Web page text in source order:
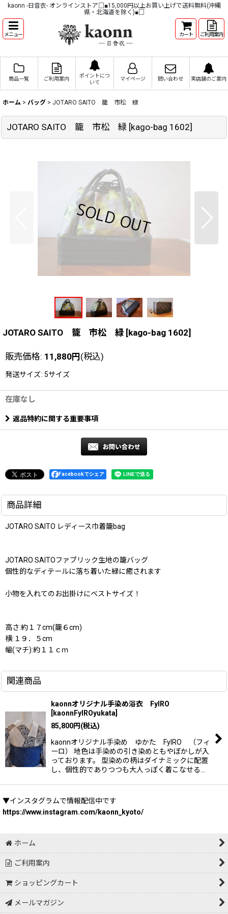
kaonn -日音衣- オンラインストア□■15,000円以上お買い上げで送料無料(沖縄
県・北海道を除く)■□
メニュー カート ご利用案内
商品一覧 ご利用案内
ポイントにつ
いて
マイページ 問い合わせ 実店舗のご案内
ホーム > バッグ > JOTARO SAITO 籠 市松 緑
JOTARO SAITO 籠 市松 緑 [kago-bag 1602]
JOTARO SAITO 籠 市松 緑 [kago-bag 1602]
販売価格: 11,880円(税込)
発送サイズ: 5サイズ
在庫なし
返品特約に関する重要事項
Facebookでシェア
商品詳細
JOTARO SAITO レディース巾着籠bag
JOTARO SAITOファブリック生地の籠バッグ
個性的なディテールに落ち着いた緑に癒されます
小物を入れてのお出掛けにベストサイズ！
高さ:約１７cm(籠６cm)
横:１９．５cm
幅(マチ):約１１ｃｍ
関連商品
kaonnオリジナル手染め浴衣 FyIRO
kaonnFyIROyukata
85,800円(税込)
kaonnオリジナル手染め ゆかた FyIRO （フィ
ーロ） 地色は手染めの引き染めともやぼかしが入
っております。 型染めの柄はダイナミックに配置
し、個性的でありつつも大人っぽく着こなせる…
▼インスタグラムで情報配信中です
https://www.instagram.com/kaonn_kyoto/
ホーム
ご利用案内
ショッピングカート
メールマガジン